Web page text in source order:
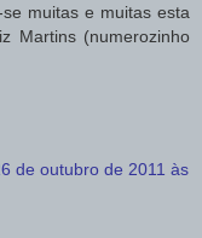
muitas e muitas esta
Martins (numerozinho
de outubro de 2011 às